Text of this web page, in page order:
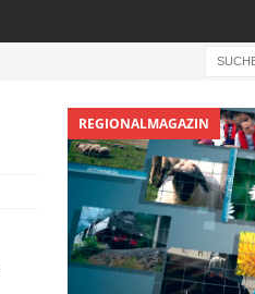
REGIONALMAGAZIN